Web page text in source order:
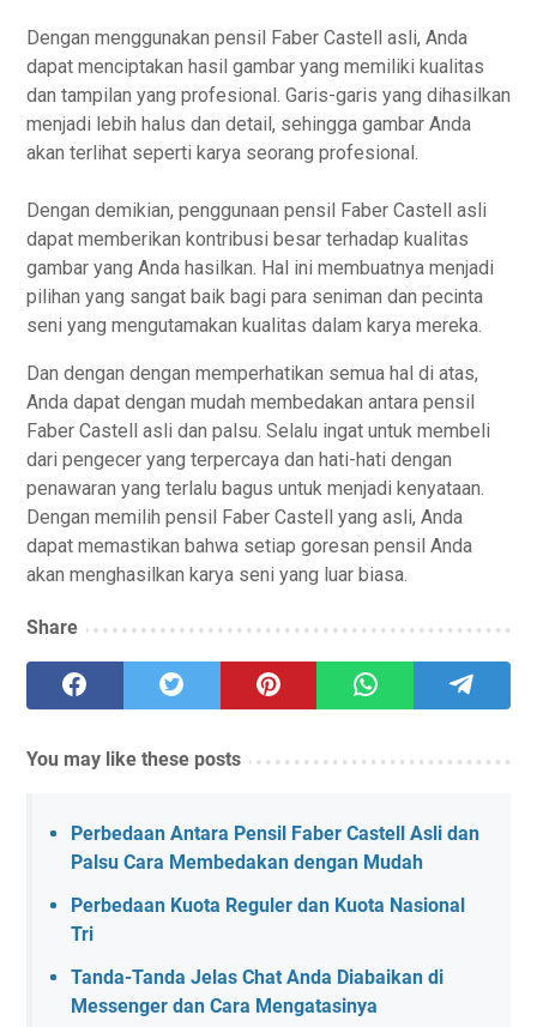
Dengan menggunakan pensil Faber Castell asli, Anda
dapat menciptakan hasil gambar yang memiliki kualitas
dan tampilan yang profesional. Garis-garis yang dihasilkan
menjadi lebih halus dan detail, sehingga gambar Anda
akan terlihat seperti karya seorang profesional.
Dengan demikian, penggunaan pensil Faber Castell asli
dapat memberikan kontribusi besar terhadap kualitas
gambar yang Anda hasilkan. Hal ini membuatnya menjadi
pilihan yang sangat baik bagi para seniman dan pecinta
seni yang mengutamakan kualitas dalam karya mereka.
Dan dengan dengan memperhatikan semua hal di atas,
Anda dapat dengan mudah membedakan antara pensil
Faber Castell asli dan palsu. Selalu ingat untuk membeli
dari pengecer yang terpercaya dan hati-hati dengan
penawaran yang terlalu bagus untuk menjadi kenyataan.
Dengan memilih pensil Faber Castell yang asli, Anda
dapat memastikan bahwa setiap goresan pensil Anda
akan menghasilkan karya seni yang luar biasa.
Share
You may like these posts
Perbedaan Antara Pensil Faber Castell Asli dan
Palsu Cara Membedakan dengan Mudah
Perbedaan Kuota Reguler dan Kuota Nasional
Tri
Tanda-Tanda Jelas Chat Anda Diabaikan di
Messenger dan Cara Mengatasinya